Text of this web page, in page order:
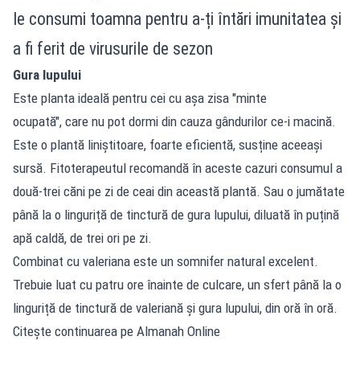
le consumi toamna pentru a-ți întări imunitatea și
a fi ferit de virusurile de sezon
Gura lupului
Este planta ideală pentru cei cu așa zisa "minte
ocupată", care nu pot dormi din cauza gândurilor ce-i macină.
Este o plantă liniștitoare, foarte eficientă, susține aceeași
sursă. Fitoterapeutul recomandă în aceste cazuri consumul a
două-trei căni pe zi de ceai din această plantă. Sau o jumătate
până la o linguriță de tinctură de gura lupului, diluată în puțină
apă caldă, de trei ori pe zi.
Combinat cu valeriana este un somnifer natural excelent.
Trebuie luat cu patru ore înainte de culcare, un sfert până la o
linguriță de tinctură de valeriană și gura lupului, din oră în oră.
Citește continuarea pe Almanah Online